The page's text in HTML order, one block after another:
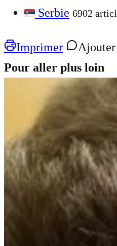
Serbie 6902
Imprimer
Pour aller plus loin